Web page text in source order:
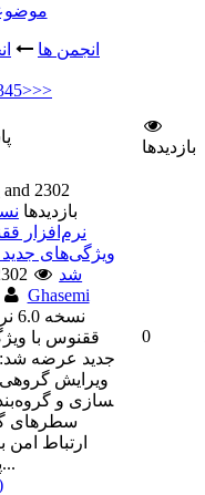
انجمن ها
45>>>
بازديدها
بازديدها
نرم‌افزار
ویژگی‌های
شد
Ghasemi
ققنوس با
جدید عرضه شد:
ویرایش
سطرهای
ارتباط امن
...
0